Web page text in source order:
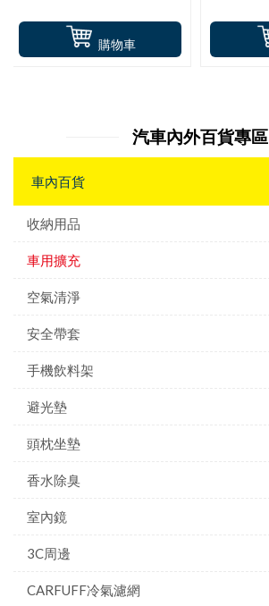
購物車
汽車內外百貨專區
車內百貨
收納用品
車用擴充
空氣清淨
安全帶套
手機飲料架
避光墊
頭枕坐墊
香水除臭
室內鏡
3C周邊
CARFUFF冷氣濾網